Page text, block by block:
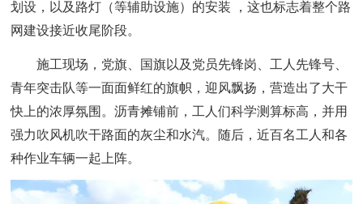
划设，以及路灯（等辅助设施）的安装 ，这也标志着整个路
网建设接近收尾阶段。
施工现场，党旗、国旗以及党员先锋岗、工人先锋号、
青年突击队等一面面鲜红的旗帜，迎风飘扬，营造出了大干
快上的浓厚氛围。沥青摊铺前，工人们科学测算标高，并用
强力吹风机吹干路面的灰尘和水汽。随后，近百名工人和各
种作业车辆一起上阵。